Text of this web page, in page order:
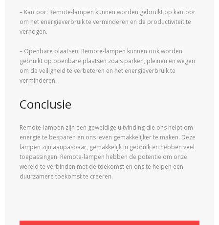
– Kantoor: Remote-lampen kunnen worden gebruikt op kantoor
om het energieverbruik te verminderen en de productiviteit te
verhogen.
– Openbare plaatsen: Remote-lampen kunnen ook worden
gebruikt op openbare plaatsen zoals parken, pleinen en wegen
om de veiligheid te verbeteren en het energieverbruik te
verminderen.
Conclusie
Remote-lampen zijn een geweldige uitvinding die ons helpt om
energie te besparen en ons leven gemakkelijker te maken. Deze
lampen zijn aanpasbaar, gemakkelijk in gebruik en hebben veel
toepassingen. Remote-lampen hebben de potentie om onze
wereld te verbinden met de toekomst en ons te helpen een
duurzamere toekomst te creëren.